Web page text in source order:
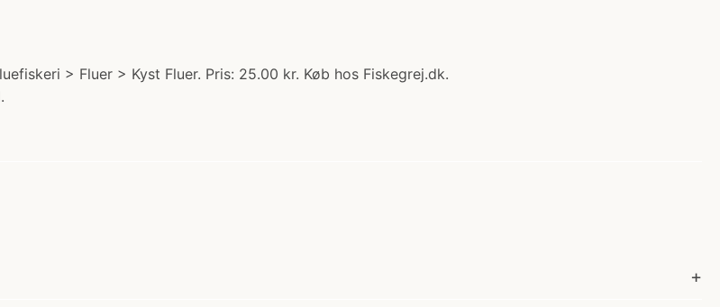
> Fluer > Kyst Fluer. Pris: 25.00 kr. Køb hos Fiskegrej.dk.